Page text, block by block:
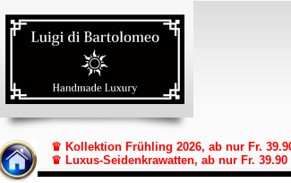
♛ Kollektion Frühling 2026, ab nur Fr.
♛ Luxus-Seidenkrawatten, ab nur Fr. 39.90